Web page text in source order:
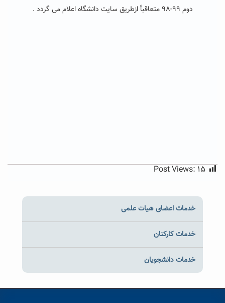
دوم ۹۹-۹۸ متعاقبأ ازطریق سایت دانشگاه اعلام می گردد .
Post Views: ۱۵
خدمات اعضای هیات علمی
خدمات کارکنان
خدمات دانشجویان